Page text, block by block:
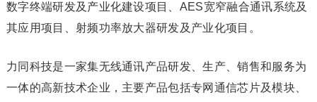
数字终端研发及产业化建设项目、AES宽窄融合通讯系统及
其应用项目、射频功率放大器研发及产业化项目。
力同科技是一家集无线通讯产品研发、生产、销售和服务为
一体的高新技术企业，主要产品包括专网通信芯片及模块、